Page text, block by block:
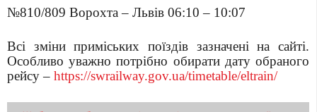
№810/809 Ворохта – Львів 06:10 – 10:07
Всі зміни приміських поїздів зазначені на сайті.
Особливо уважно потрібно обирати дату обраного
рейсу – https://swrailway.gov.ua/timetable/eltrain/